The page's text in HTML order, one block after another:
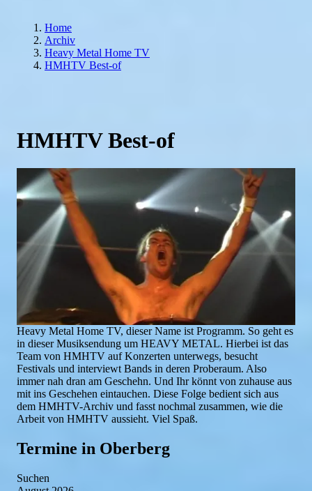
Home
Archiv
Heavy Metal Home TV
HMHTV Best-of
HMHTV Best-of
Heavy Metal Home TV, dieser Name ist Programm. So geht es
in dieser Musiksendung um HEAVY METAL. Hierbei ist das
Team von HMHTV auf Konzerten unterwegs, besucht
Festivals und interviewt Bands in deren Proberaum. Also
immer nah dran am Geschehn. Und Ihr könnt von zuhause aus
mit ins Geschehen eintauchen. Diese Folge bedient sich aus
dem HMHTV-Archiv und fasst nochmal zusammen, wie die
Arbeit von HMHTV aussieht. Viel Spaß.
Termine in Oberberg
Suchen